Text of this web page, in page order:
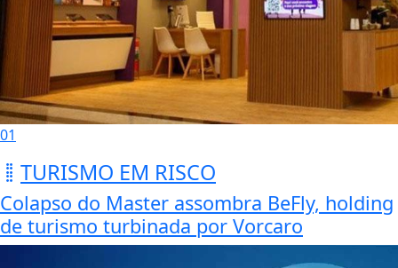
01
TURISMO EM RISCO
Colapso do Master assombra BeFly, holding
de turismo turbinada por Vorcaro